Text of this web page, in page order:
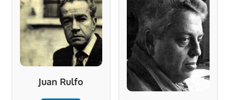
Juan Rulfo